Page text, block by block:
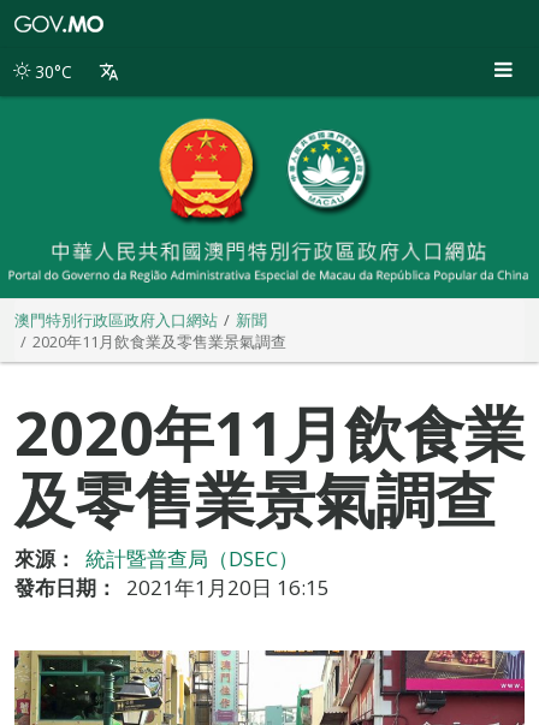
別
30°C
澳門特別行政區政府入口網站
新聞
2020年11月飲食業及零售業景氣調查
2020年11月飲食業
及零售業景氣調查
來源：
統計暨普查局（DSEC）
發布日期：
2021年1月20日 16:15